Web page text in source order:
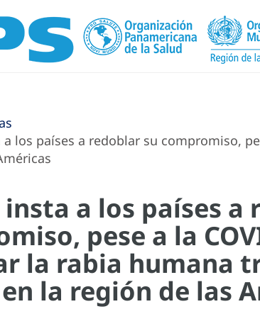
a los países a redoblar su compromiso,
insta a los países a
pese a la
la rabia humana
la región de las